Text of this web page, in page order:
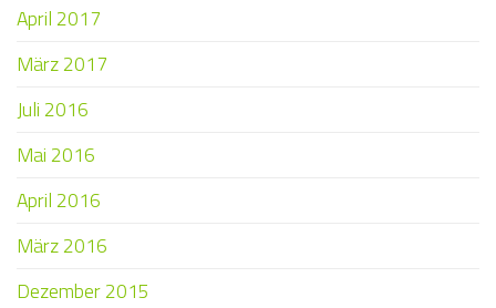
April 2017
März 2017
Juli 2016
Mai 2016
April 2016
März 2016
Dezember 2015